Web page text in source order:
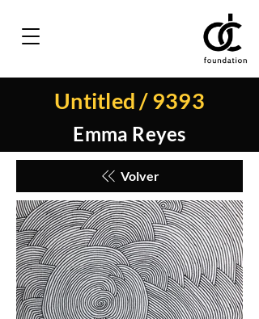
Untitled / 9393
Emma Reyes
Volver